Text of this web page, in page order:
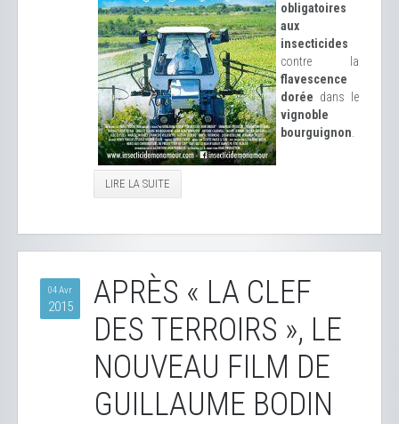
obligatoires
aux
insecticides
contre la
flavescence
dorée dans le
vignoble
bourguignon
LIRE LA SUITE
04 Avr
2015
APRÈS « LA CLEF
DES TERROIRS », LE
NOUVEAU FILM DE
GUILLAUME BODIN